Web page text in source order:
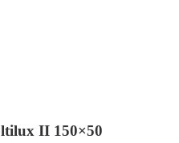
II 150×50